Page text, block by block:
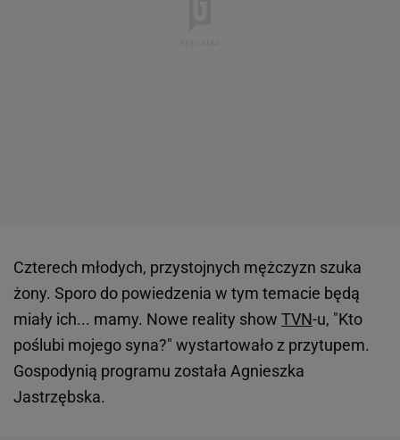
Czterech młodych, przystojnych mężczyzn szuka
żony. Sporo do powiedzenia w tym temacie będą
miały ich... mamy. Nowe reality show TVN-u, "Kto
poślubi mojego syna?" wystartowało z przytupem.
Gospodynią programu została Agnieszka
Jastrzębska.